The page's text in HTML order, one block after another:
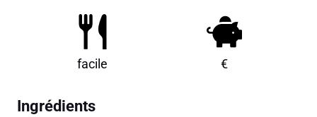
facile €
Ingrédients